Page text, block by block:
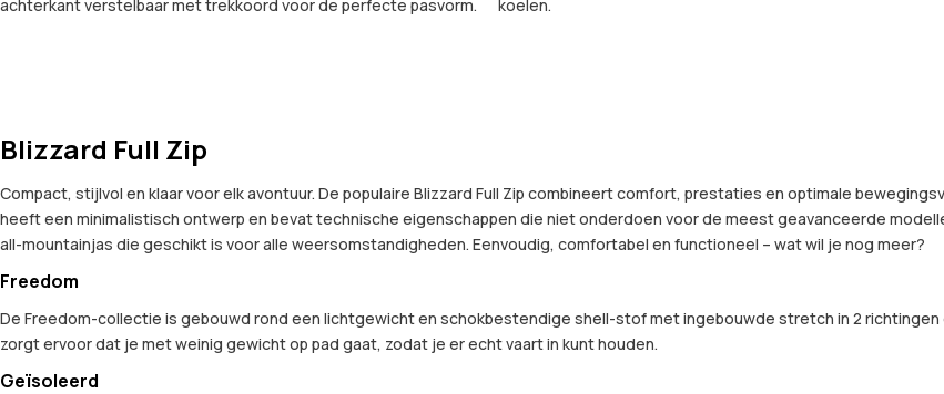
achterkant verstelbaar met trekkoord voor de perfecte pasvorm.
koelen.
Blizzard Full Zip
Compact, stijlvol en klaar voor elk avontuur. De populaire Blizzard Full Zip combineert comfort, prestaties en optimale
heeft een minimalistisch ontwerp en bevat technische eigenschappen die niet onderdoen voor de meest geavanceerde
all-mountainjas die geschikt is voor alle weersomstandigheden. Eenvoudig, comfortabel en functioneel – wat wil je nog meer?
Freedom
De Freedom-collectie is gebouwd rond een lichtgewicht en schokbestendige shell-stof met ingebouwde stretch in 2 richtingen
zorgt ervoor dat je met weinig gewicht op pad gaat, zodat je er echt vaart in kunt houden.
Geïsoleerd